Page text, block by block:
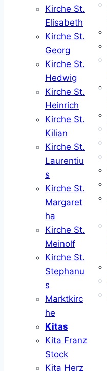
Kirche St.
Elisabeth
Kirche St.
Georg
Kirche St.
Hedwig
Kirche St.
Heinrich
Kirche St.
Kilian
Kirche St.
Laurentiu
s
Kirche St.
Margaret
ha
Kirche St.
Meinolf
Kirche St.
Stephanu
s
Marktkirc
he
Kitas
Kita Franz
Stock
Kita Herz